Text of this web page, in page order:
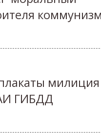
милиция
ГИБДД